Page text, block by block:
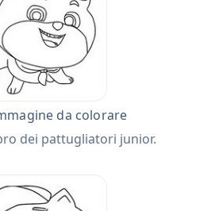
da colorare
dei pattugliatori junior.